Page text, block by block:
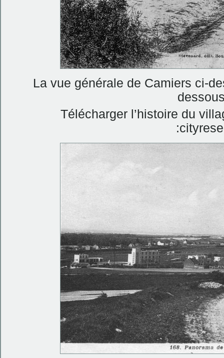
La vue générale de Camiers ci-
Télécharger l’histoire du